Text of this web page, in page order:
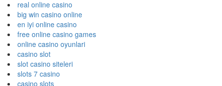
real online casino
big win casino online
en iyi online casino
free online casino games
online casino oyunlari
casino slot
slot casino siteleri
slots 7 casino
casino slots